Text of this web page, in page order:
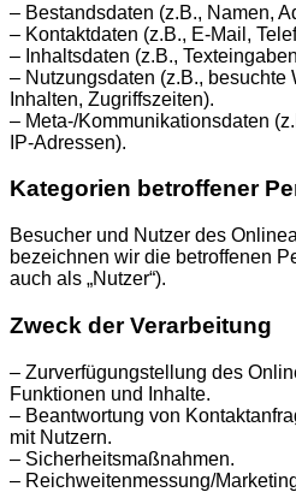
– Bestandsdaten (z.B., Namen,
– Kontaktdaten (z.B., E-Mail,
– Inhaltsdaten (z.B.,
– Nutzungsdaten (z.B., besuchte
Inhalten, Zugriffszeiten).
– Meta-/Kommunikationsdaten
IP-Adressen).
Kategorien betroffener
Besucher und Nutzer des
bezeichnen wir die betroffenen
auch als „Nutzer“).
Zweck der Verarbeitung
– Zurverfügungstellung des
Funktionen und Inhalte.
– Beantwortung von
mit Nutzern.
– Sicherheitsmaßnahmen.
– Reichweitenmessung/